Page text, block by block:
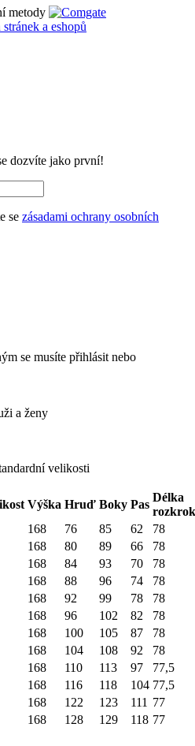
a eshopů
dozvíte jako první!
se zásadami ochrany osobních
se musíte přihlásit nebo
velikosti
Výška Hruď Boky Pas
Délka
168 76 85 62
78
168 80 89 66
78
168 84 93 70
78
168 88 96 74
78
168 92 99 78
78
168 96 102 82
78
168 100 105 87
78
168 104 108 92
78
168 110 113 97
77,5
168 116 118 104 77,5
168 122 123 111 77
168 128 129 118 77